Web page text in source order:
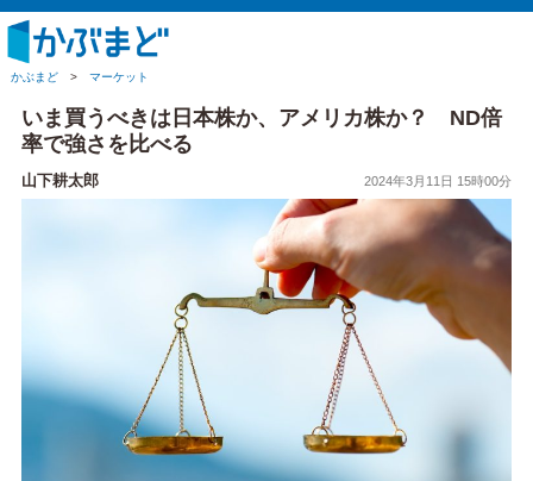
かぶまど > マーケット
いま買うべきは日本株か、アメリカ株か？ ND倍
率で強さを比べる
山下耕太郎 2024年3月11日 15時00分